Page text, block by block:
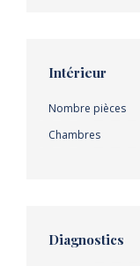
Intérieur
Nombre pièces
Chambres
Diagnostics